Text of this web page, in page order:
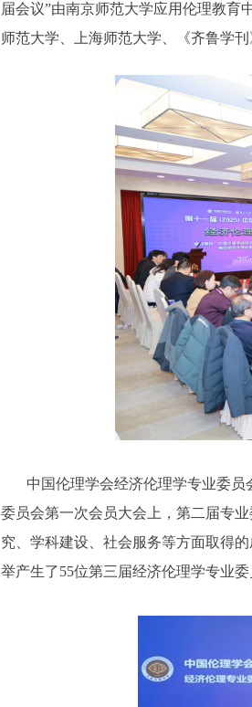
届会议”由南京师范大学应用伦理教育
师范大学、上海师范大学、《齐鲁学
中国伦理学会经济伦理学专业委
委员会第一次会员大会上，第二届专
究、学科建设、社会服务等方面取得
举产生了55位第三届经济伦理学专业